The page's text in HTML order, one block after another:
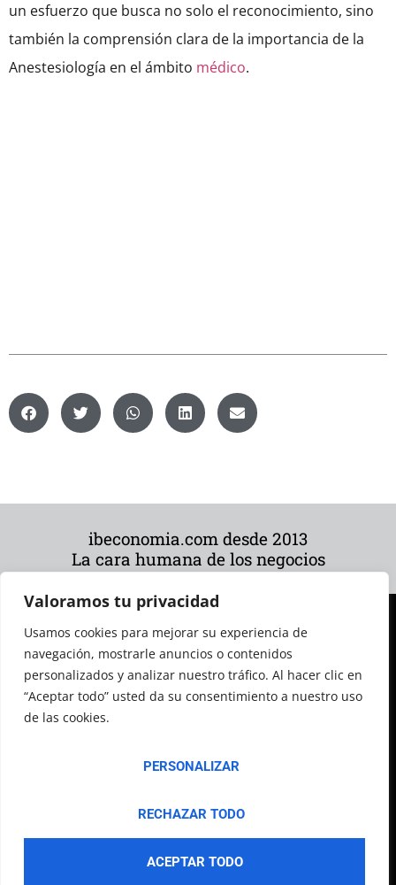
Valoramos tu privacidad
Usamos cookies para mejorar su experiencia de
navegación, mostrarle anuncios o contenidos
personalizados y analizar nuestro tráfico. Al hacer clic en
“Aceptar todo” usted da su consentimiento a nuestro uso
de las cookies.
PERSONALIZAR
RECHAZAR TODO
ACEPTAR TODO
un esfuerzo que busca no solo el reconocimiento, sino
también la comprensión clara de la importancia de la
Anestesiología en el ámbito médico.
ibeconomia.com desde 2013
La cara humana de los negocios